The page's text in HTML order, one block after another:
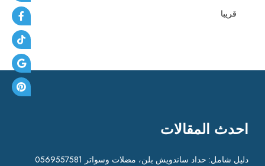
قريبا
احدث المقالات
دليل شامل: حداد ساندويش بلن، مضلات وسواتر 0569557581